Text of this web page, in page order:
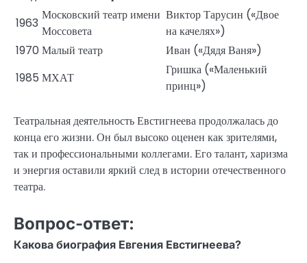
1963
Московский театр имени
Моссовета
Виктор Тарусин («Двое
на качелях»)
1970Малый театр
Иван («Дядя Ваня»)
1985 МХАТ
Гришка («Маленький
принц»)
Театральная деятельность Евстигнеева продолжалась до
конца его жизни. Он был высоко оценен как зрителями,
так и профессиональными коллегами. Его талант, харизма
и энергия оставили яркий след в истории отечественного
театра.
Вопрос-ответ:
Какова биография Евгения Евстигнеева?